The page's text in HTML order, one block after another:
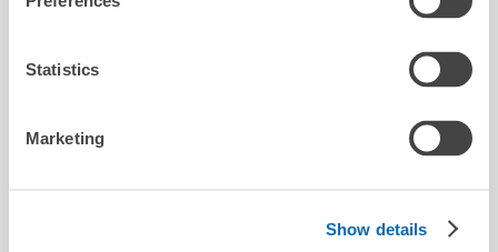
Statistics
Marketing
Show details